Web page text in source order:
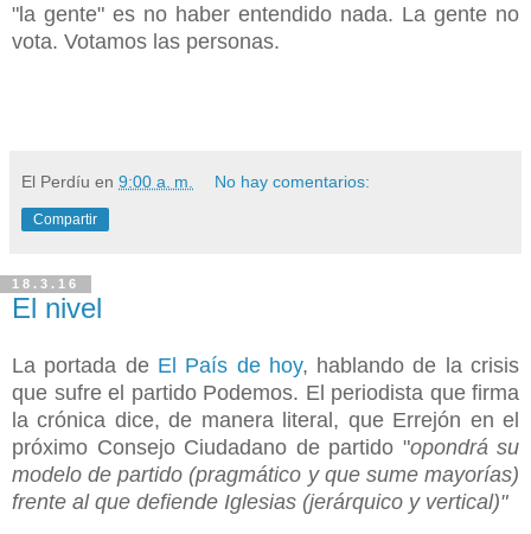
"la gente" es no haber entendido nada. La gente no
vota. Votamos las personas.
El Perdíu en 9:00 a. m. No hay comentarios:
Compartir
18.3.16
El nivel
La portada de El País de hoy, hablando de la crisis
que sufre el partido Podemos. El periodista que firma
la crónica dice, de manera literal, que Errejón en el
próximo Consejo Ciudadano de partido "opondrá su
modelo de partido (pragmático y que sume mayorías)
frente al que defiende Iglesias (jerárquico y vertical)"